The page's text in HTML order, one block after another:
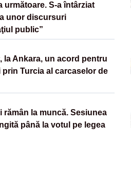
următoare. S-a întârziat
unor discursuri
public”
la Ankara, un acord pentru
Turcia al carcaselor de
rămân la muncă. Sesiunea
până la votul pe legea